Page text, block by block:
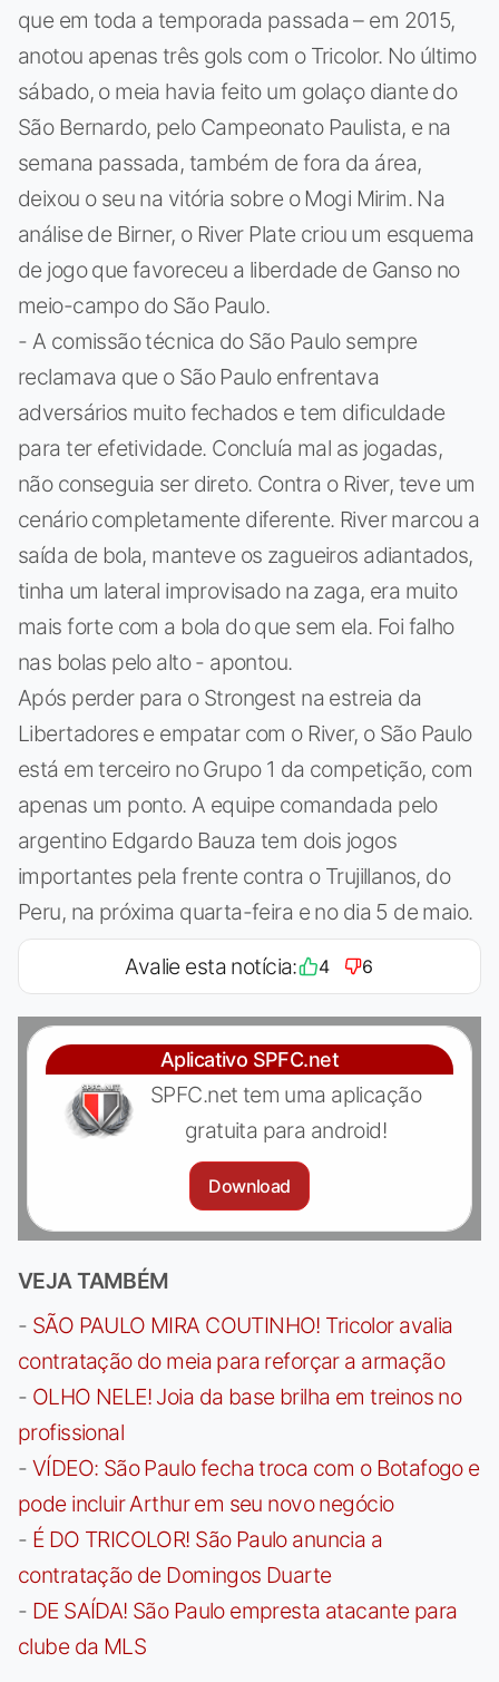
que em toda a temporada passada – em 2015,
anotou apenas três gols com o Tricolor. No último
sábado, o meia havia feito um golaço diante do
São Bernardo, pelo Campeonato Paulista, e na
semana passada, também de fora da área,
deixou o seu na vitória sobre o Mogi Mirim. Na
análise de Birner, o River Plate criou um esquema
de jogo que favoreceu a liberdade de Ganso no
meio-campo do São Paulo.
- A comissão técnica do São Paulo sempre
reclamava que o São Paulo enfrentava
adversários muito fechados e tem dificuldade
para ter efetividade. Concluía mal as jogadas,
não conseguia ser direto. Contra o River, teve um
cenário completamente diferente. River marcou a
saída de bola, manteve os zagueiros adiantados,
tinha um lateral improvisado na zaga, era muito
mais forte com a bola do que sem ela. Foi falho
nas bolas pelo alto - apontou.
Após perder para o Strongest na estreia da
Libertadores e empatar com o River, o São Paulo
está em terceiro no Grupo 1 da competição, com
apenas um ponto. A equipe comandada pelo
argentino Edgardo Bauza tem dois jogos
importantes pela frente contra o Trujillanos, do
Peru, na próxima quarta-feira e no dia 5 de maio.
Avalie esta notícia: 4 6
Aplicativo SPFC.net
SPFC.net tem uma aplicação
gratuita para android!
Download
VEJA TAMBÉM
- SÃO PAULO MIRA COUTINHO! Tricolor avalia
contratação do meia para reforçar a armação
- OLHO NELE! Joia da base brilha em treinos no
profissional
- VÍDEO: São Paulo fecha troca com o Botafogo e
pode incluir Arthur em seu novo negócio
- É DO TRICOLOR! São Paulo anuncia a
contratação de Domingos Duarte
- DE SAÍDA! São Paulo empresta atacante para
clube da MLS